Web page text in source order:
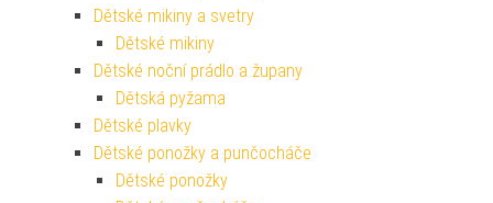
Dětské mikiny a svetry
Dětské mikiny
Dětské noční prádlo a župany
Dětská pyžama
Dětské plavky
Dětské ponožky a punčocháče
Dětské ponožky